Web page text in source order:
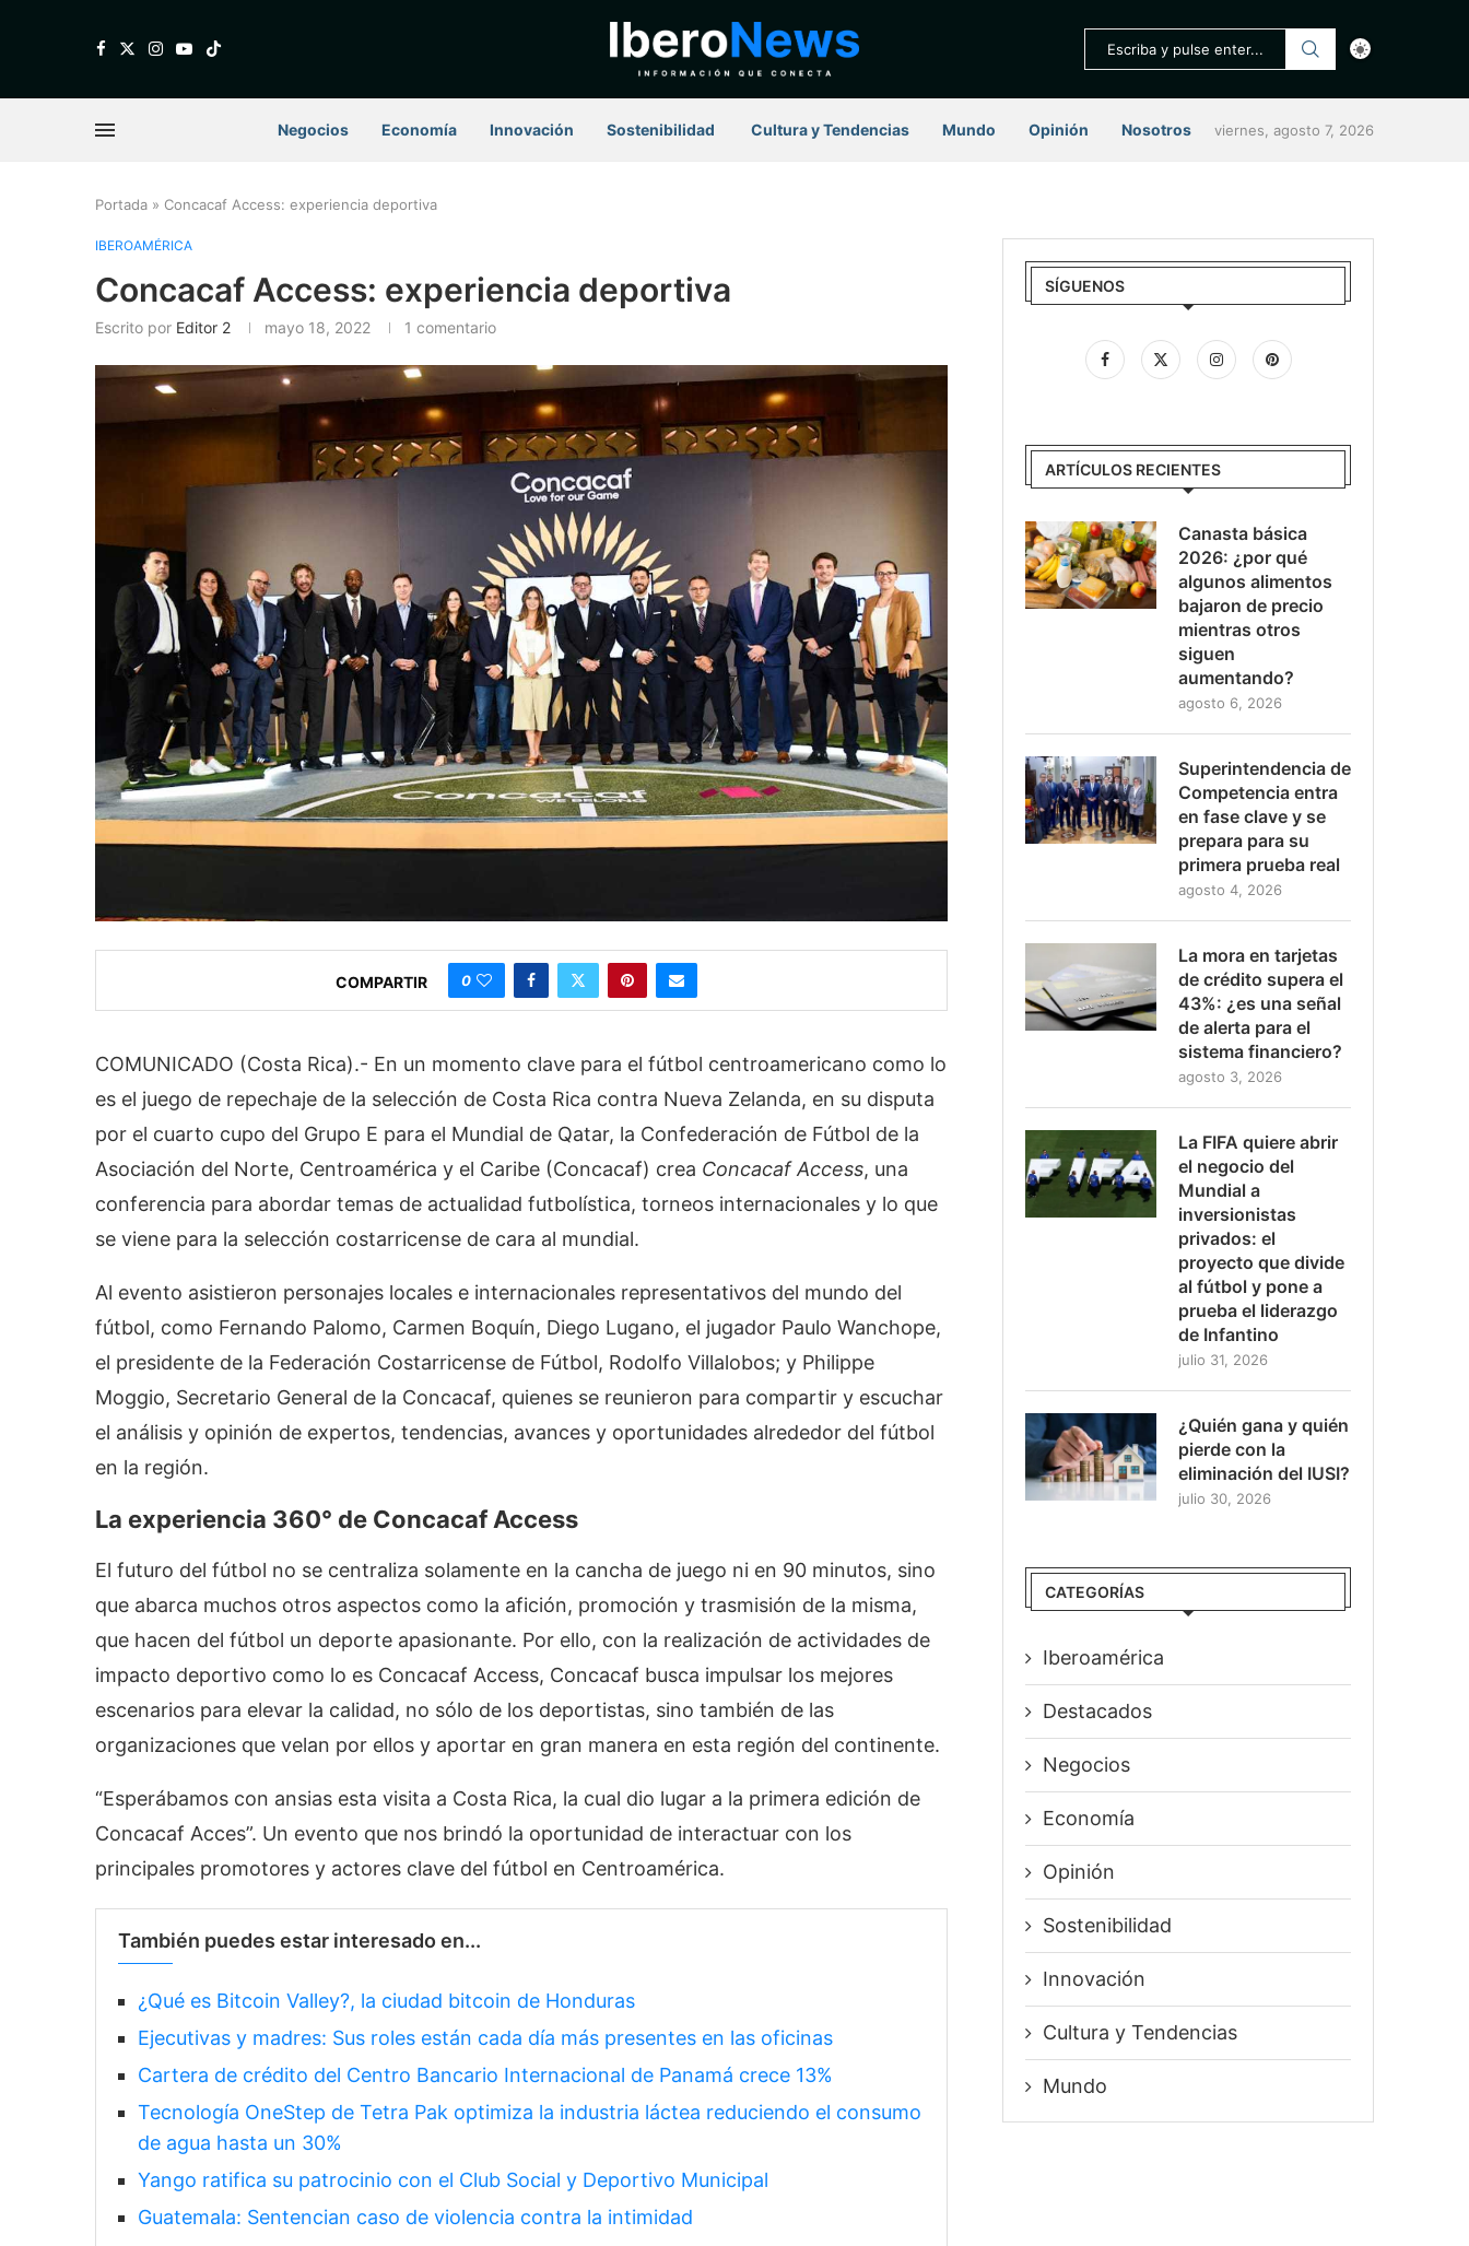
Negocios Economía Innovación Sostenibilidad ⁠ Cultura y Tendencias Mundo Opinión Nosotros viernes, agosto 7, 2026
Portada » Concacaf Access: experiencia deportiva
IBEROAMÉRICA
Concacaf Access: experiencia deportiva
Escrito por Editor 2 mayo 18, 2022 1 comentario
COMPARTIR 0
COMUNICADO (Costa Rica).- En un momento clave para el fútbol centroamericano como lo
es el juego de repechaje de la selección de Costa Rica contra Nueva Zelanda, en su disputa
por el cuarto cupo del Grupo E para el Mundial de Qatar, la Confederación de Fútbol de la
Asociación del Norte, Centroamérica y el Caribe (Concacaf) crea Concacaf Access, una
conferencia para abordar temas de actualidad futbolística, torneos internacionales y lo que
se viene para la selección costarricense de cara al mundial.
Al evento asistieron personajes locales e internacionales representativos del mundo del
fútbol, como Fernando Palomo, Carmen Boquín, Diego Lugano, el jugador Paulo Wanchope,
el presidente de la Federación Costarricense de Fútbol, Rodolfo Villalobos; y Philippe
Moggio, Secretario General de la Concacaf, quienes se reunieron para compartir y escuchar
el análisis y opinión de expertos, tendencias, avances y oportunidades alrededor del fútbol
en la región.
La experiencia 360° de Concacaf Access
El futuro del fútbol no se centraliza solamente en la cancha de juego ni en 90 minutos, sino
que abarca muchos otros aspectos como la afición, promoción y trasmisión de la misma,
que hacen del fútbol un deporte apasionante. Por ello, con la realización de actividades de
impacto deportivo como lo es Concacaf Access, Concacaf busca impulsar los mejores
escenarios para elevar la calidad, no sólo de los deportistas, sino también de las
organizaciones que velan por ellos y aportar en gran manera en esta región del continente.
“Esperábamos con ansias esta visita a Costa Rica, la cual dio lugar a la primera edición de
Concacaf Acces”. Un evento que nos brindó la oportunidad de interactuar con los
principales promotores y actores clave del fútbol en Centroamérica.
También puedes estar interesado en...
¿Qué es Bitcoin Valley?, la ciudad bitcoin de Honduras
Ejecutivas y madres: Sus roles están cada día más presentes en las oficinas
Cartera de crédito del Centro Bancario Internacional de Panamá crece 13%
Tecnología OneStep de Tetra Pak optimiza la industria láctea reduciendo el consumo
de agua hasta un 30%
Yango ratifica su patrocinio con el Club Social y Deportivo Municipal
Guatemala: Sentencian caso de violencia contra la intimidad
SÍGUENOS
ARTÍCULOS RECIENTES
Canasta básica
2026: ¿por qué
algunos alimentos
bajaron de precio
mientras otros
siguen
aumentando?
agosto 6, 2026
Superintendencia de
Competencia entra
en fase clave y se
prepara para su
primera prueba real
agosto 4, 2026
La mora en tarjetas
de crédito supera el
43%: ¿es una señal
de alerta para el
sistema financiero?
agosto 3, 2026
La FIFA quiere abrir
el negocio del
Mundial a
inversionistas
privados: el
proyecto que divide
al fútbol y pone a
prueba el liderazgo
de Infantino
julio 31, 2026
¿Quién gana y quién
pierde con la
eliminación del IUSI?
julio 30, 2026
CATEGORÍAS
Iberoamérica
Destacados
Negocios
Economía
Opinión
Sostenibilidad
Innovación
⁠Cultura y Tendencias
Mundo